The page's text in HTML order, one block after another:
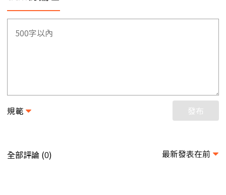
規範 發布
全部評論 (0) 最新發表在前